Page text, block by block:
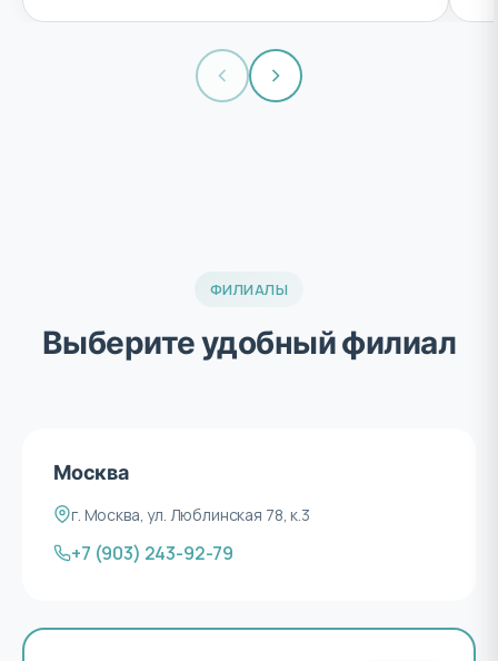
ФИЛИАЛЫ
Выберите удобный филиал
Москва
г. Москва, ул. Люблинская 78, к.3
+7 (903) 243-92-79